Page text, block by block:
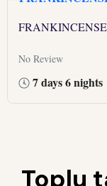
No Review
7 days 6 nights
Toplu